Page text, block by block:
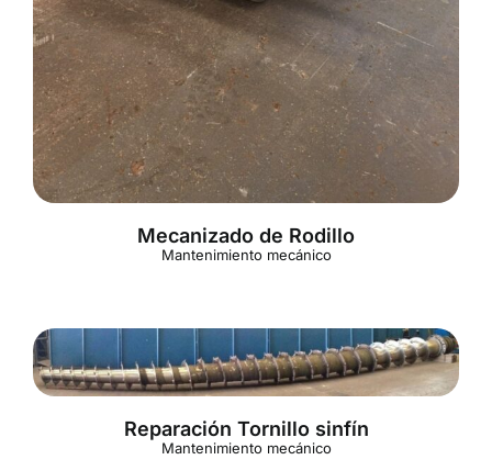
Mecanizado de Rodillo
Mantenimiento mecánico
Reparación Tornillo sinfín
Mantenimiento mecánico